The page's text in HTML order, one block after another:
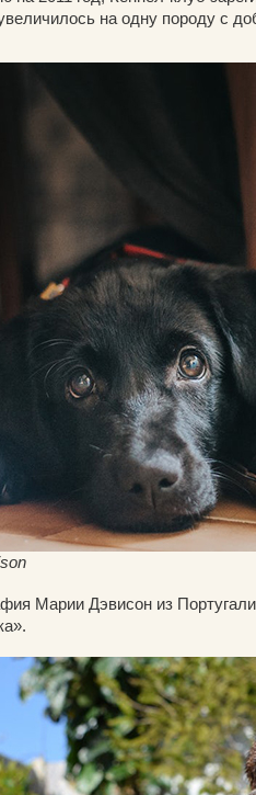
на одну породу с
Марии Дэвисон из